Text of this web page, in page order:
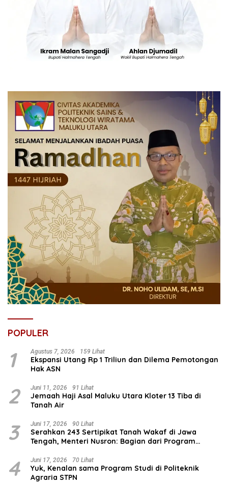
POPULER
1 Agustus 7, 2026 159 Lihat
Ekspansi Utang Rp 1 Triliun dan Dilema Pemotongan
Hak ASN
2 Juni 11, 2026 91 Lihat
Jemaah Haji Asal Maluku Utara Kloter 13 Tiba di
Tanah Air
3 Juni 17, 2026 90 Lihat
Serahkan 243 Sertipikat Tanah Wakaf di Jawa
Tengah, Menteri Nusron: Bagian dari Program
Umat
4 Juni 17, 2026 70 Lihat
Yuk, Kenalan sama Program Studi di Politeknik
Agraria STPN